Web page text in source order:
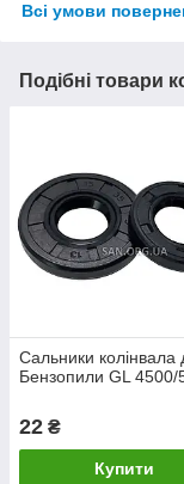
Всі умови
Подібні товари
Сальники колінвала
Бензопили GL 4500/
22 ₴
Купити